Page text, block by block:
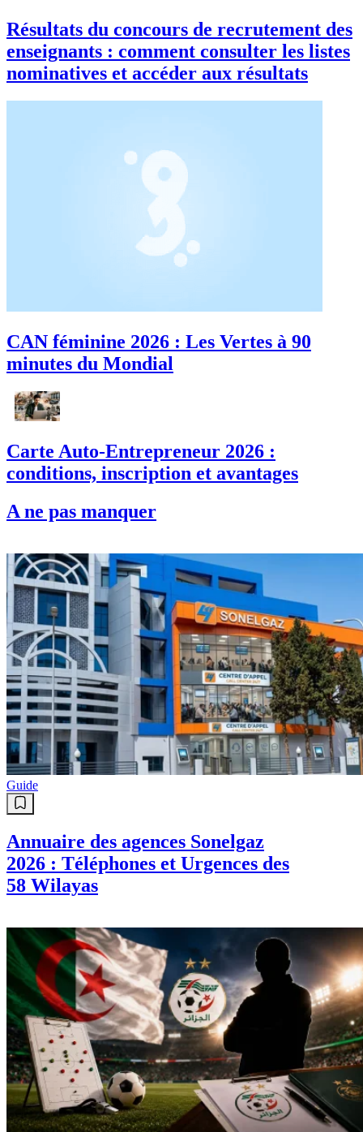
Résultats du concours de recrutement des
enseignants : comment consulter les listes
nominatives et accéder aux résultats
CAN féminine 2026 : Les Vertes à 90
minutes du Mondial
Carte Auto-Entrepreneur 2026 :
conditions, inscription et avantages
A ne pas manquer
Guide
Annuaire des agences Sonelgaz
2026 : Téléphones et Urgences des
58 Wilayas